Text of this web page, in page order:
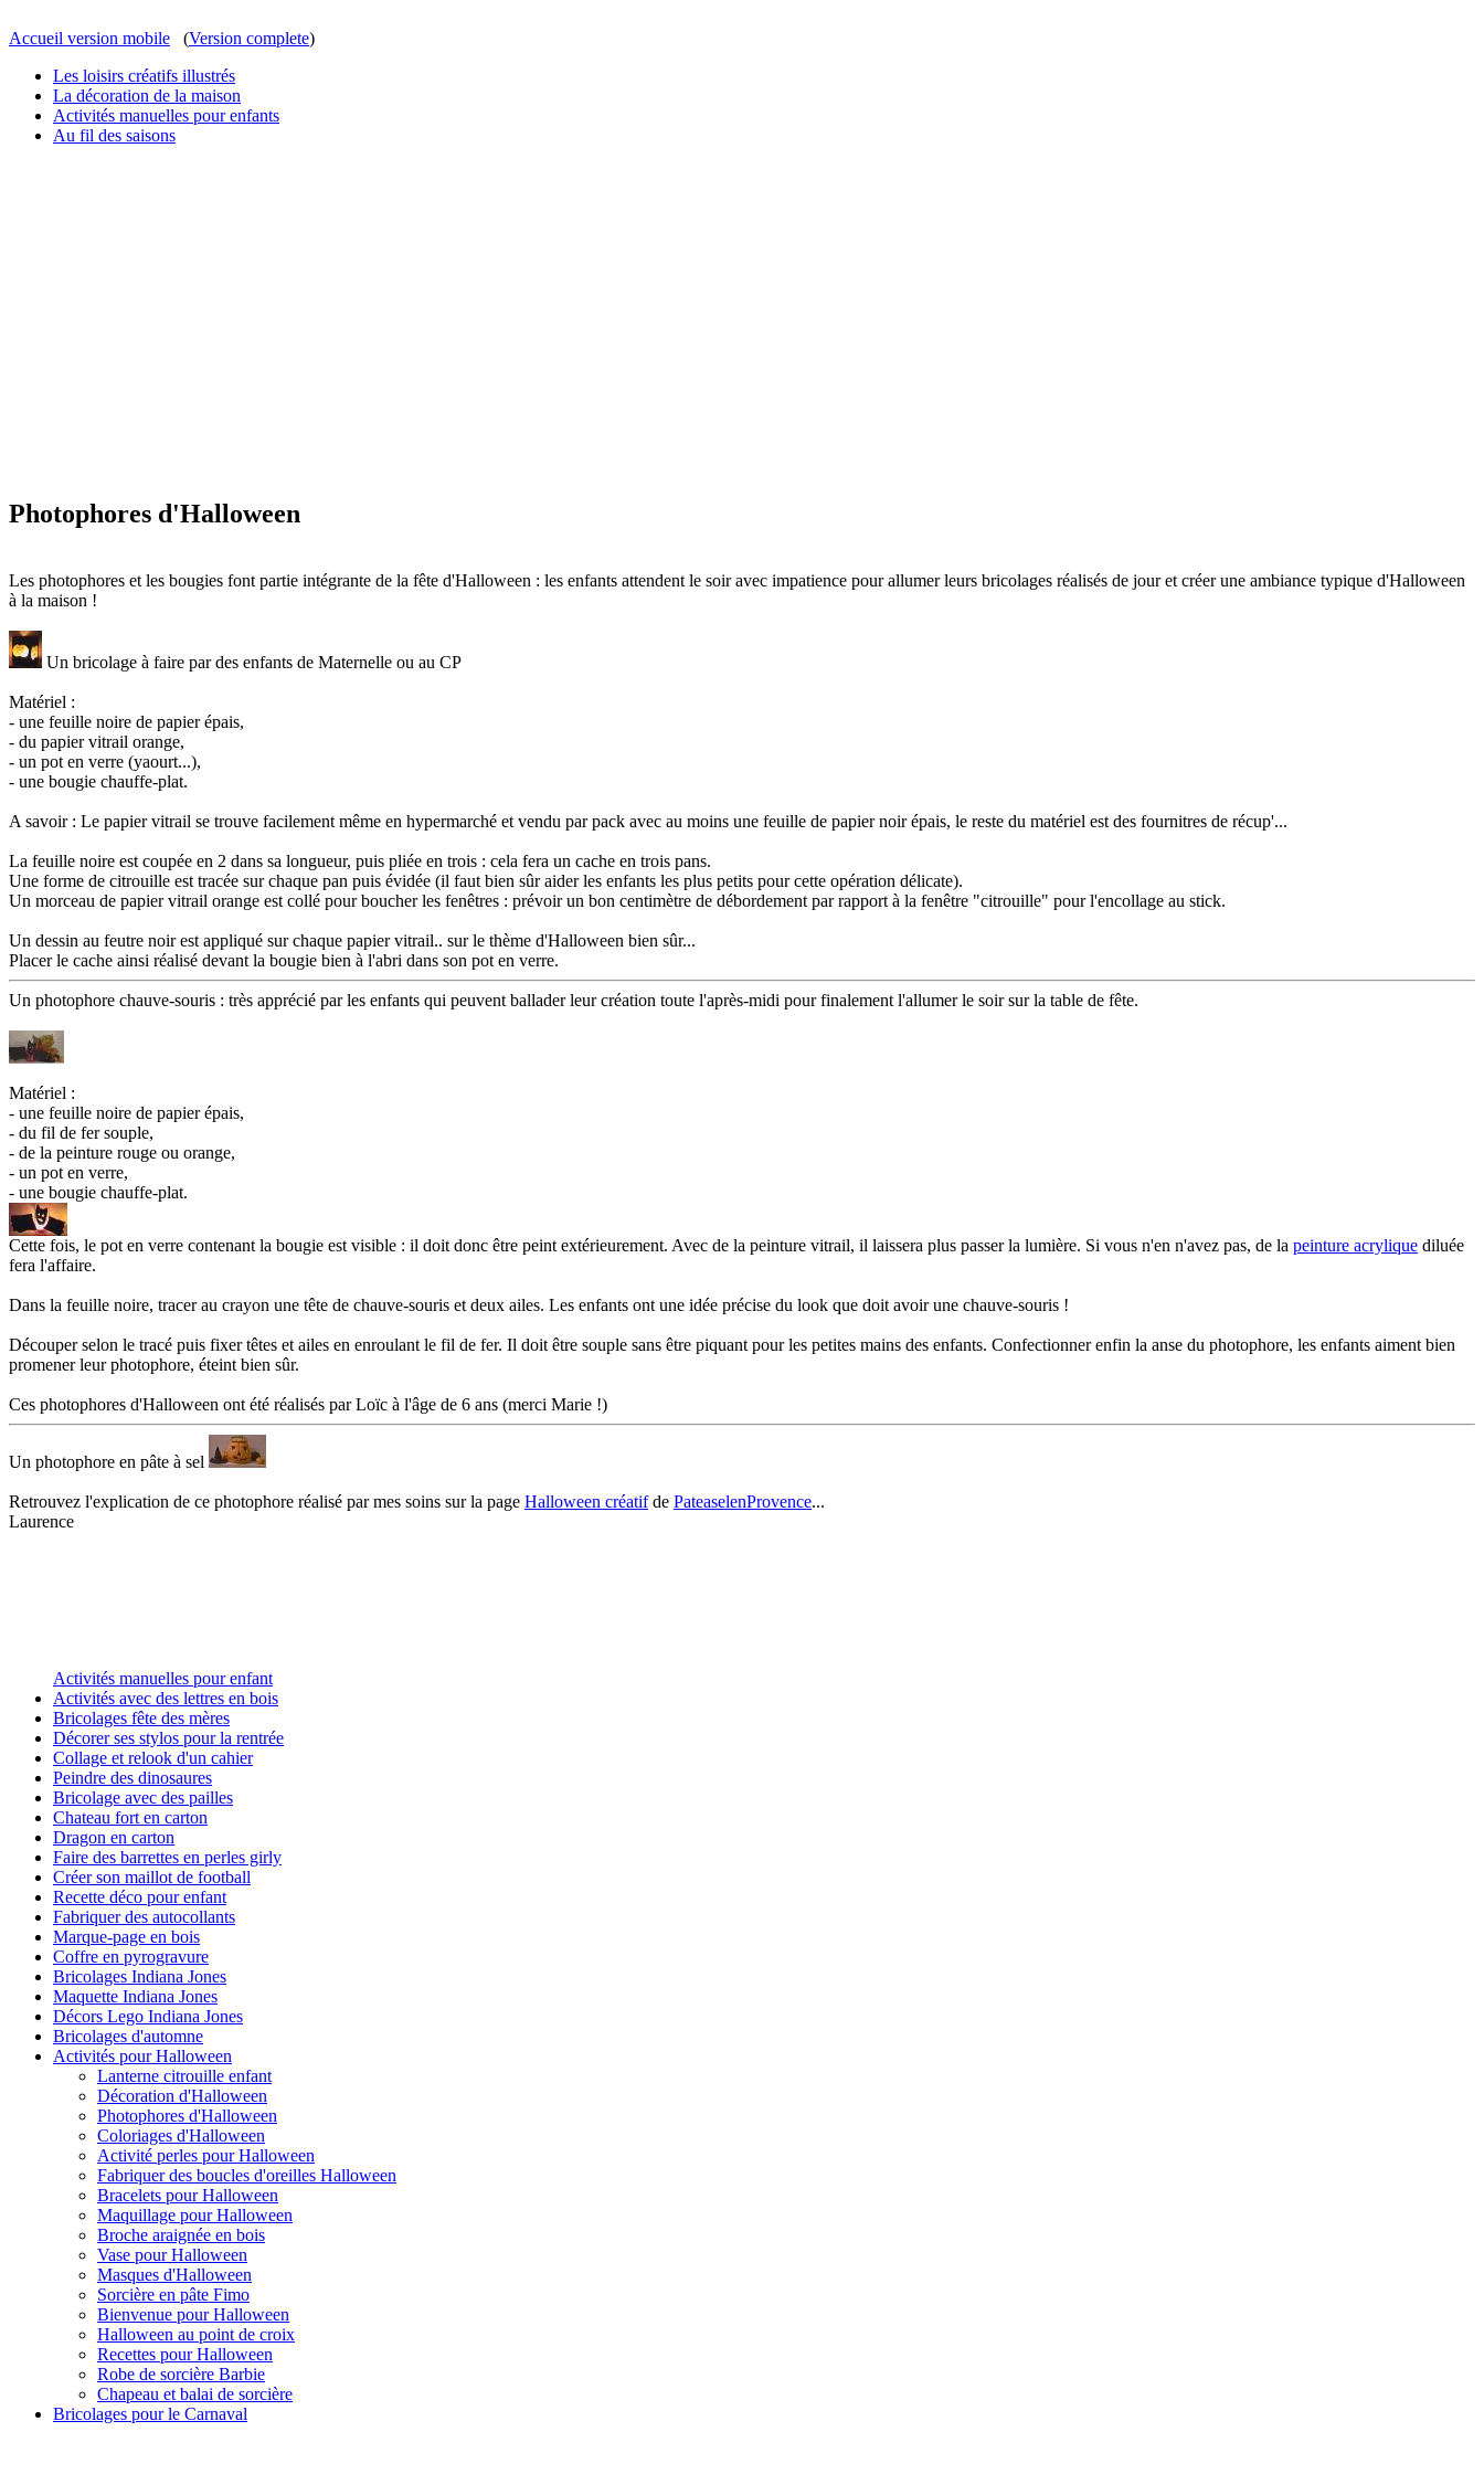
Accueil version mobile (Version complete)
Les loisirs créatifs illustrés
La décoration de la maison
Activités manuelles pour enfants
Au fil des saisons
Photophores d'Halloween
Les photophores et les bougies font partie intégrante de la fête d'Halloween : les enfants attendent le soir avec impatience pour allumer leurs bricolages réalisés de jour et créer une ambiance typique d'Halloween
à la maison !
Un bricolage à faire par des enfants de Maternelle ou au CP
Matériel :
- une feuille noire de papier épais,
- du papier vitrail orange,
- un pot en verre (yaourt...),
- une bougie chauffe-plat.
A savoir : Le papier vitrail se trouve facilement même en hypermarché et vendu par pack avec au moins une feuille de papier noir épais, le reste du matériel est des fournitres de récup'...
La feuille noire est coupée en 2 dans sa longueur, puis pliée en trois : cela fera un cache en trois pans.
Une forme de citrouille est tracée sur chaque pan puis évidée (il faut bien sûr aider les enfants les plus petits pour cette opération délicate).
Un morceau de papier vitrail orange est collé pour boucher les fenêtres : prévoir un bon centimètre de débordement par rapport à la fenêtre "citrouille" pour l'encollage au stick.
Un dessin au feutre noir est appliqué sur chaque papier vitrail.. sur le thème d'Halloween bien sûr...
Placer le cache ainsi réalisé devant la bougie bien à l'abri dans son pot en verre.
Un photophore chauve-souris : très apprécié par les enfants qui peuvent ballader leur création toute l'après-midi pour finalement l'allumer le soir sur la table de fête.
Matériel :
- une feuille noire de papier épais,
- du fil de fer souple,
- de la peinture rouge ou orange,
- un pot en verre,
- une bougie chauffe-plat.
Cette fois, le pot en verre contenant la bougie est visible : il doit donc être peint extérieurement. Avec de la peinture vitrail, il laissera plus passer la lumière. Si vous n'en n'avez pas, de la peinture acrylique diluée
fera l'affaire.
Dans la feuille noire, tracer au crayon une tête de chauve-souris et deux ailes. Les enfants ont une idée précise du look que doit avoir une chauve-souris !
Découper selon le tracé puis fixer têtes et ailes en enroulant le fil de fer. Il doit être souple sans être piquant pour les petites mains des enfants. Confectionner enfin la anse du photophore, les enfants aiment bien
promener leur photophore, éteint bien sûr.
Ces photophores d'Halloween ont été réalisés par Loïc à l'âge de 6 ans (merci Marie !)
Un photophore en pâte à sel
Retrouvez l'explication de ce photophore réalisé par mes soins sur la page Halloween créatifde PateaselenProvence...
Laurence
Activités manuelles pour enfant
Activités avec des lettres en bois
Bricolages fête des mères
Décorer ses stylos pour la rentrée
Collage et relook d'un cahier
Peindre des dinosaures
Bricolage avec des pailles
Chateau fort en carton
Dragon en carton
Faire des barrettes en perles girly
Créer son maillot de football
Recette déco pour enfant
Fabriquer des autocollants
Marque-page en bois
Coffre en pyrogravure
Bricolages Indiana Jones
Maquette Indiana Jones
Décors Lego Indiana Jones
Bricolages d'automne
Activités pour Halloween
Lanterne citrouille enfant
Décoration d'Halloween
Photophores d'Halloween
Coloriages d'Halloween
Activité perles pour Halloween
Fabriquer des boucles d'oreilles Halloween
Bracelets pour Halloween
Maquillage pour Halloween
Broche araignée en bois
Vase pour Halloween
Masques d'Halloween
Sorcière en pâte Fimo
Bienvenue pour Halloween
Halloween au point de croix
Recettes pour Halloween
Robe de sorcière Barbie
Chapeau et balai de sorcière
Bricolages pour le Carnaval